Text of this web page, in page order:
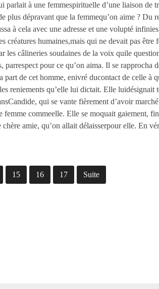
à une femmespirituelle d’une liaison de
plus dépravant que la femmequ’on aime ? Du
à cela avec une adresse et une volupté
humaines,mais qui ne devait pas être
les câlineries soudaines de la voix quile
pour ce qu’on aima. Il se rapprocha
part de cet homme, enivré ducontact de celle à
reniements qu’elle lui dictait. Elle luidésignait
qui se vante fièrement d’avoir
commeelle. Elle se moquait gaiement,
amie, qu’on allait délaisserpour elle. En
15 16 17 Suite